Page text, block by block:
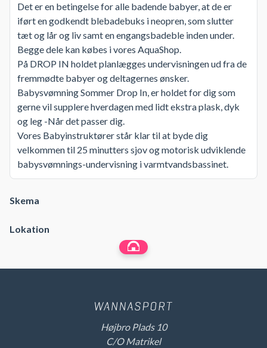
Det er en betingelse for alle badende babyer, at de er
iført en godkendt blebadebuks i neopren, som slutter
tæt og lår og liv samt en engangsbadeble inden under.
Begge dele kan købes i vores AquaShop.
På DROP IN holdet planlægges undervisningen ud fra de
fremmødte babyer og deltagernes ønsker.
Babysvømning Sommer Drop In, er holdet for dig som
gerne vil supplere hverdagen med lidt ekstra plask, dyk
og leg -Når det passer dig.
Vores Babyinstruktører står klar til at byde dig
velkommen til 25 minutters sjov og motorisk udviklende
babysvømnings-undervisning i varmtvandsbassinet.
Skema
Lokation
Højbro Plads 10
C/O Matrikel